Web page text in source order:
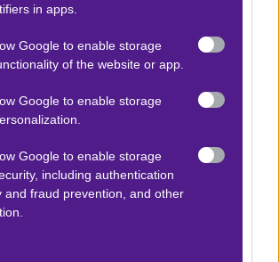
in apps.
Google to enable storage
of the website or app.
Google to enable storage
Google to enable storage
including authentication
and fraud prevention, and other
Γαλλίας-League 1
ΟΠΑΠ
αγώνων
Αποδόσεις